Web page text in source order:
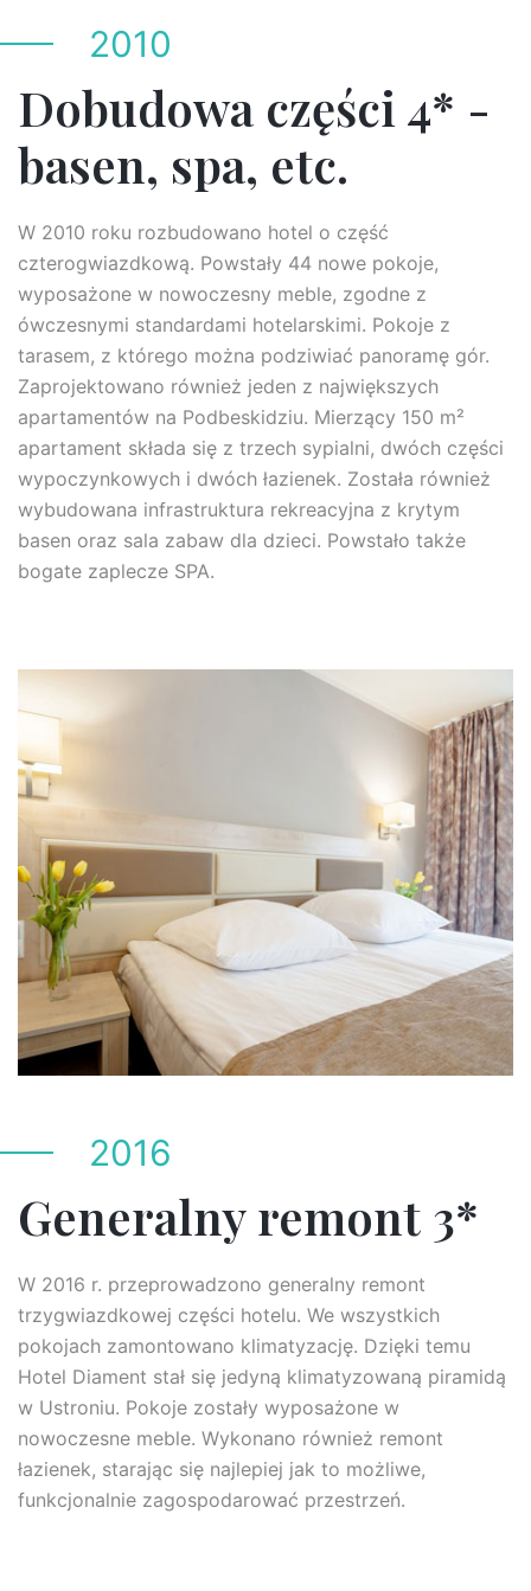
2010
Dobudowa części 4* -
basen, spa, etc.
W 2010 roku rozbudowano hotel o część
czterogwiazdkową. Powstały 44 nowe pokoje,
wyposażone w nowoczesny meble, zgodne z
ówczesnymi standardami hotelarskimi. Pokoje z
tarasem, z którego można podziwiać panoramę gór.
Zaprojektowano również jeden z największych
apartamentów na Podbeskidziu. Mierzący 150 m²
apartament składa się z trzech sypialni, dwóch części
wypoczynkowych i dwóch łazienek. Została również
wybudowana infrastruktura rekreacyjna z krytym
basen oraz sala zabaw dla dzieci. Powstało także
bogate zaplecze SPA.
2016
Generalny remont 3*
W 2016 r. przeprowadzono generalny remont
trzygwiazdkowej części hotelu. We wszystkich
pokojach zamontowano klimatyzację. Dzięki temu
Hotel Diament stał się jedyną klimatyzowaną piramidą
w Ustroniu. Pokoje zostały wyposażone w
nowoczesne meble. Wykonano również remont
łazienek, starając się najlepiej jak to możliwe,
funkcjonalnie zagospodarować przestrzeń.